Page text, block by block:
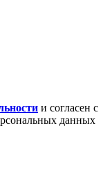
и согласен с
данных